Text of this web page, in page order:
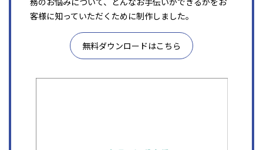
客様に知っていただくために制作しました。
無料ダウンロードはこちら